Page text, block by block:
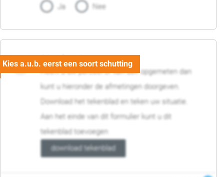
Ja Nee
04. Afmetingen
Heeft u uw perceel of tuin zelf opgemeten dan
kunt u hieronder de afmetingen doorgeven.
Download het tekenblad en teken uw situatie.
Aan het einde van dit formulier kunt u dit
tekenblad toevoegen
download tekenblad